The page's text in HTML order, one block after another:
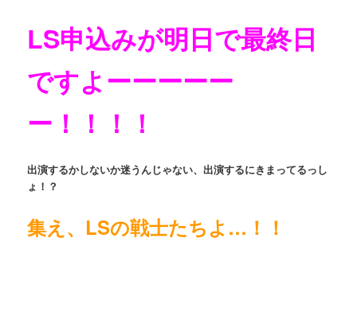
LS申込みが明日で最終日
ですよーーーーー
ー！！！！
出演するかしないか迷うんじゃない、出演するにきまってるっし
ょ！？
集え、LSの戦士たちよ…！！